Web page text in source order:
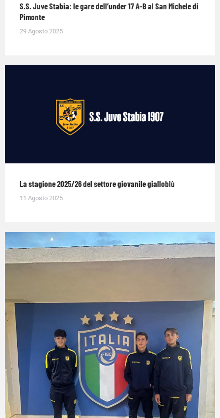
S.S. Juve Stabia: le gare dell’under 17 A-B al San Michele di
Pimonte
29 Agosto 2025
La stagione 2025/26 del settore giovanile gialloblù
11 Agosto 2025